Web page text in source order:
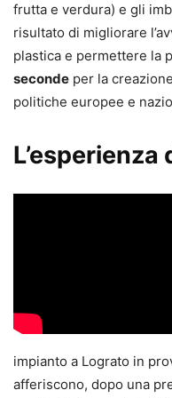
frutta e verdura) e gli
risultato di migliorare
plastica e permettere la
seconde per la
politiche europee e
impianto a Lograto in
afferiscono, dopo una